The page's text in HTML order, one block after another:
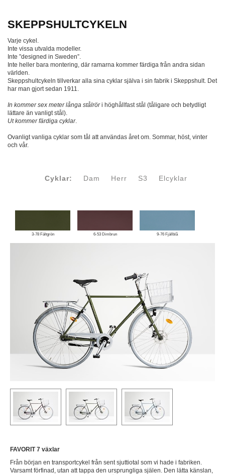
SKEPPSHULTCYKELN
Varje cykel.
Inte vissa utvalda modeller.
Inte ”designed in Sweden”.
Inte heller bara montering, där ramarna kommer färdiga från andra sidan
världen.
Skeppshultcykeln tillverkar alla sina cyklar själva i sin fabrik i Skeppshult. Det
har man gjort sedan 1911.
In kommer sex meter långa stålrör i höghållfast stål (tåligare och betydligt
lättare än vanligt stål).
Ut kommer färdiga cyklar.
Ovanligt vanliga cyklar som tål att användas året om. Sommar, höst, vinter
och vår.
Cyklar: Dam Herr S3 Elcyklar
3-78 Fältgrön 6-53 Dimbrun 9-76 Fjällblå
FAVORIT 7 växlar
Från början en transportcykel från sent sjuttiotal som vi hade i fabriken.
Varsamt förfinad, utan att tappa den ursprungliga själen. Den lätta känslan,